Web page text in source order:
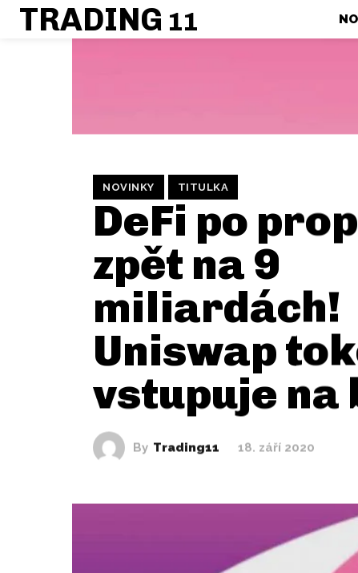
TRADING 11
NOVINKY TITULKA
DeFi po
zpět na 9
miliardách!
Uniswap
vstupuje na
By Trading11 18. září 2020